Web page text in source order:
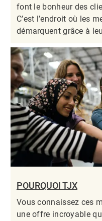
font le bonheur des
C’est l’endroit où les
démarquent grâce à
POURQUOI TJX
Vous connaissez ces
une offre incroyable